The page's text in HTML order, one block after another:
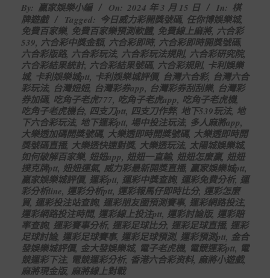
03-
15
By: 贏家娛樂小編 On: 2024 年 3 月 15 日 In: 棋
牌遊戲
Tagged: 今日威力彩開獎號碼, 任你博娛樂城,
免費百家樂, 免費百家樂預測軟體, 免費線上麻將, 六合彩
539, 六合彩中獎金額, 六合彩即時, 六合彩即時開獎號碼,
六合彩版路, 六合彩玩法, 六合彩玩法規則, 六合彩研究院,
六合彩結果統計, 六合彩結果號碼, 六合彩規則, 卡利娛樂
城, 卡利娛樂城ptt, 卡利娛樂城評價, 台灣六合彩, 台灣六合
彩玩法, 台灣妞妞, 台灣彩券app, 台灣彩券刮刮樂, 台灣彩
券加碼, 吃角子老虎777, 吃角子老虎app, 吃角子老虎機,
吃角子老虎機台, 四支刀ptt, 四支刀作弊, 地下539玩法, 地
下六合彩玩法, 地下運彩ptt, 場中投注玩法, 多人麻將app,
大樂透加碼開獎號碼, 大樂透即時開獎號碼, 大樂透即時開
獎號碼直播, 大樂透快速對獎, 大樂透玩法, 太陽城娛樂城,
如何破解百家樂, 妞妞app, 妞妞一直輸, 妞妞怎麼贏, 妞妞
撲克牌ptt, 妞妞運氣, 威力彩最新開獎直播, 贏家娛樂城ptt,
贏家娛樂城評價, 運彩ptt, 運彩中獎查詢, 運彩免費分析, 運
彩分析line, 運彩分析ptt, 運彩報馬仔即時比分, 運彩怎麼
買, 運彩投注站查詢, 運彩朋友圈預測賽事, 運彩網路投注,
運彩網路投注時間, 運彩線上投注ptt, 運彩討論版, 運彩賠
率查詢, 運彩賽事分析, 運彩足球比分, 運彩足球直播, 運彩
足球討論, 運彩足球賽事, 運彩足球預測, 運彩預測ptt, 金合
發娛樂城評價, 金大發娛樂城, 電子老虎機, 電競運彩ptt, 電
競運彩下注, 電競運彩分析, 香港六合彩资料, 麻將小遊戲,
麻將現金版, 麻將線上對戰